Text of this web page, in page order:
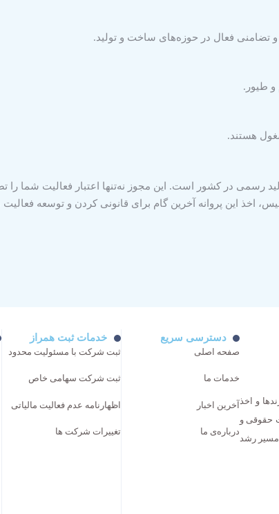
فعال در حوزه‌های ساخت و تولید.
و طیور.
هستند.
رسمی در کشور است. این مجوز نه‌تنها اعتبار فعالیت شما
اخذ این پروانه آخرین گام برای قانونی کردن و توسعه
و اخذ
حقوقی و
مسیر رشد
دسترسی سریع
صفحه اصلی
خدمات ما
آخرین اخبار
درباره‌ی ما
خدمات ثبت همراز
ثبت شرکت با مسئولیت محدود
ثبت شرکت سهامی خاص
اظهارنامه عدم فعالیت مالیاتی
تغییرات شرکت ها